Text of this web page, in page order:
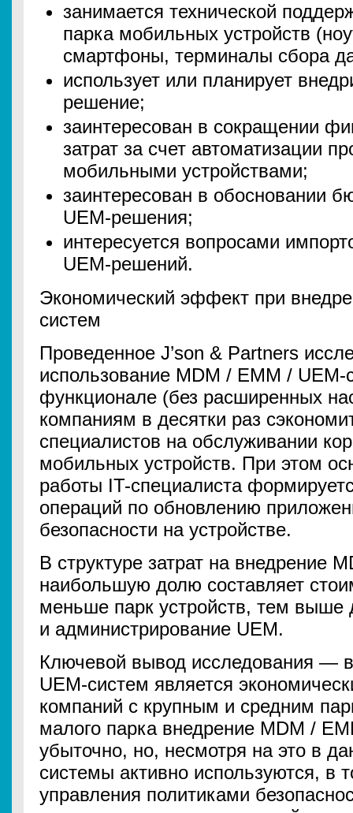
занимается технической
парка мобильных устройств
смартфоны, терминалы сбора
использует или планирует
решение;
заинтересован в сокращении
затрат за счет автоматизации
мобильными устройствами;
заинтересован в обосновании
UEM-решения;
интересуется вопросами
UEM-решений.
Экономический эффект при
систем
Проведенное J’son & Partners
использование MDM / EMM /
функционале (без расширенных
компаниям в десятки раз
специалистов на обслуживании
мобильных устройств. При этом
работы IT-специалиста
операций по обновлению
безопасности на устройстве.
В структуре затрат на внедрение
наибольшую долю составляет
меньше парк устройств, тем выше
и администрирование UEM.
Ключевой вывод исследования —
UEM-систем является
компаний с крупным и средним
малого парка внедрение MDM /
убыточно, но, несмотря на это в
системы активно используются, в
управления политиками